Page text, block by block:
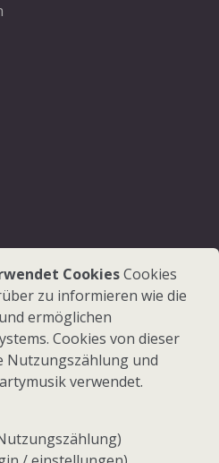
- Alle Rechte vorbehalten
CookiesCookies
zu informieren wie die
ermöglichen
Cookies von dieser
Nutzungszählung und
verwendet.